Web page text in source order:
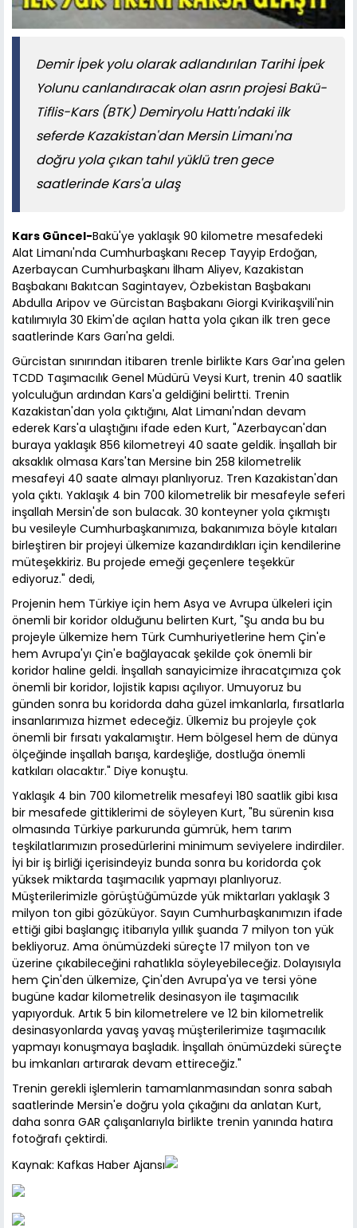
Demir İpek yolu olarak adlandırılan Tarihi İpek
Yolunu canlandıracak olan asrın projesi Bakü-
Tiflis-Kars (BTK) Demiryolu Hattı'ndaki ilk
seferde Kazakistan'dan Mersin Limanı'na
doğru yola çıkan tahıl yüklü tren gece
saatlerinde Kars'a ulaş
Kars Güncel-Bakü'ye yaklaşık 90 kilometre mesafedeki
Alat Limanı'nda Cumhurbaşkanı Recep Tayyip Erdoğan,
Azerbaycan Cumhurbaşkanı İlham Aliyev, Kazakistan
Başbakanı Bakıtcan Sagintayev, Özbekistan Başbakanı
Abdulla Aripov ve Gürcistan Başbakanı Giorgi Kvirikaşvili'nin
katılımıyla 30 Ekim'de açılan hatta yola çıkan ilk tren gece
saatlerinde Kars Garı'na geldi.
Gürcistan sınırından itibaren trenle birlikte Kars Gar'ına gelen
TCDD Taşımacılık Genel Müdürü Veysi Kurt, trenin 40 saatlik
yolculuğun ardından Kars'a geldiğini belirtti. Trenin
Kazakistan'dan yola çıktığını, Alat Limanı'ndan devam
ederek Kars'a ulaştığını ifade eden Kurt, "Azerbaycan'dan
buraya yaklaşık 856 kilometreyi 40 saate geldik. İnşallah bir
aksaklık olmasa Kars'tan Mersine bin 258 kilometrelik
mesafeyi 40 saate almayı planlıyoruz. Tren Kazakistan'dan
yola çıktı. Yaklaşık 4 bin 700 kilometrelik bir mesafeyle seferi
inşallah Mersin'de son bulacak. 30 konteyner yola çıkmıştı
bu vesileyle Cumhurbaşkanımıza, bakanımıza böyle kıtaları
birleştiren bir projeyi ülkemize kazandırdıkları için kendilerine
müteşekkiriz. Bu projede emeği geçenlere teşekkür
ediyoruz." dedi,
Projenin hem Türkiye için hem Asya ve Avrupa ülkeleri için
önemli bir koridor olduğunu belirten Kurt, "Şu anda bu bu
projeyle ülkemize hem Türk Cumhuriyetlerine hem Çin'e
hem Avrupa'yı Çin'e bağlayacak şekilde çok önemli bir
koridor haline geldi. İnşallah sanayicimize ihracatçımıza çok
önemli bir koridor, lojistik kapısı açılıyor. Umuyoruz bu
günden sonra bu koridorda daha güzel imkanlarla, fırsatlarla
insanlarımıza hizmet edeceğiz. Ülkemiz bu projeyle çok
önemli bir fırsatı yakalamıştır. Hem bölgesel hem de dünya
ölçeğinde inşallah barışa, kardeşliğe, dostluğa önemli
katkıları olacaktır." Diye konuştu.
Yaklaşık 4 bin 700 kilometrelik mesafeyi 180 saatlik gibi kısa
bir mesafede gittiklerimi de söyleyen Kurt, "Bu sürenin kısa
olmasında Türkiye parkurunda gümrük, hem tarım
teşkilatlarımızın prosedürlerini minimum seviyelere indirdiler.
İyi bir iş birliği içerisindeyiz bunda sonra bu koridorda çok
yüksek miktarda taşımacılık yapmayı planlıyoruz.
Müşterilerimizle görüştüğümüzde yük miktarları yaklaşık 3
milyon ton gibi gözüküyor. Sayın Cumhurbaşkanımızın ifade
ettiği gibi başlangıç itibarıyla yıllık şuanda 7 milyon ton yük
bekliyoruz. Ama önümüzdeki süreçte 17 milyon ton ve
üzerine çıkabileceğini rahatlıkla söyleyebileceğiz. Dolayısıyla
hem Çin'den ülkemize, Çin'den Avrupa'ya ve tersi yöne
bugüne kadar kilometrelik desinasyon ile taşımacılık
yapıyorduk. Artık 5 bin kilometrelere ve 12 bin kilometrelik
desinasyonlarda yavaş yavaş müşterilerimize taşımacılık
yapmayı konuşmaya başladık. İnşallah önümüzdeki süreçte
bu imkanları artırarak devam ettireceğiz."
Trenin gerekli işlemlerin tamamlanmasından sonra sabah
saatlerinde Mersin'e doğru yola çıkağını da anlatan Kurt,
daha sonra GAR çalışanlarıyla birlikte trenin yanında hatıra
fotoğrafı çektirdi.
Kaynak: Kafkas Haber Ajansı